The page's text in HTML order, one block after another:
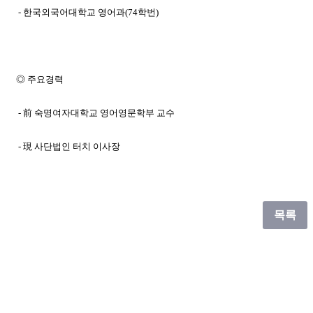
- 한국외국어대학교 영어과(74학번)
◎ 주요경력
- 前 숙명여자대학교 영어영문학부 교수
- 現 사단법인 터치 이사장